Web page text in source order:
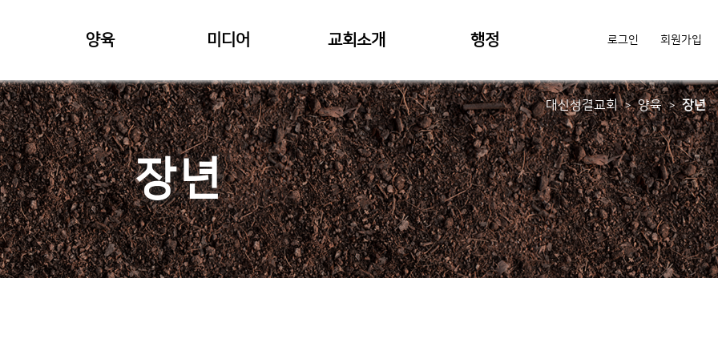
양육 미디어 교회소개 행정 로그인 회원가입
장년
대신성결교회 > 양육 > 장년